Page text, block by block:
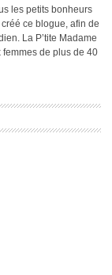
les petits bonheurs
ce blogue, afin de
La P’tite Madame
femmes de plus de 40